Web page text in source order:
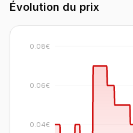
Évolution du prix
0.04€
0.06€
0.08€